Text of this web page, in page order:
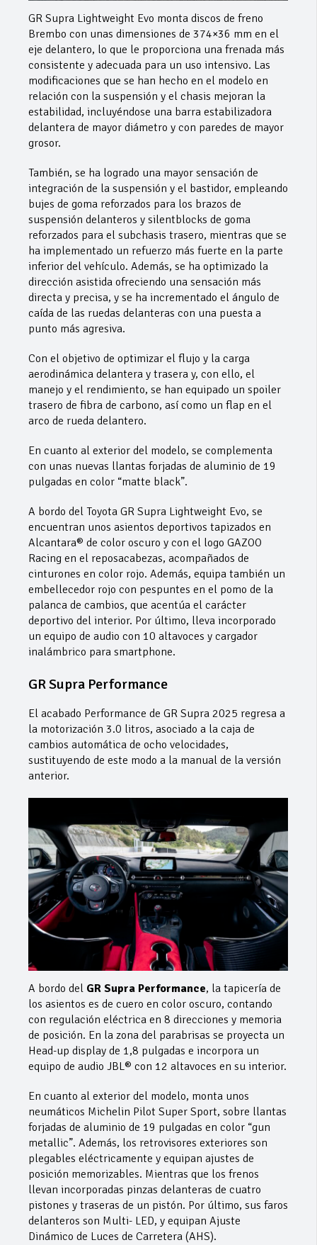
GR Supra Lightweight Evo monta discos de freno
Brembo con unas dimensiones de 374×36 mm en el
eje delantero, lo que le proporciona una frenada más
consistente y adecuada para un uso intensivo. Las
modificaciones que se han hecho en el modelo en
relación con la suspensión y el chasis mejoran la
estabilidad, incluyéndose una barra estabilizadora
delantera de mayor diámetro y con paredes de mayor
grosor.
También, se ha logrado una mayor sensación de
integración de la suspensión y el bastidor, empleando
bujes de goma reforzados para los brazos de
suspensión delanteros y silentblocks de goma
reforzados para el subchasis trasero, mientras que se
ha implementado un refuerzo más fuerte en la parte
inferior del vehículo. Además, se ha optimizado la
dirección asistida ofreciendo una sensación más
directa y precisa, y se ha incrementado el ángulo de
caída de las ruedas delanteras con una puesta a
punto más agresiva.
Con el objetivo de optimizar el flujo y la carga
aerodinámica delantera y trasera y, con ello, el
manejo y el rendimiento, se han equipado un spoiler
trasero de fibra de carbono, así como un flap en el
arco de rueda delantero.
En cuanto al exterior del modelo, se complementa
con unas nuevas llantas forjadas de aluminio de 19
pulgadas en color “matte black”.
A bordo del Toyota GR Supra Lightweight Evo, se
encuentran unos asientos deportivos tapizados en
Alcantara® de color oscuro y con el logo GAZOO
Racing en el reposacabezas, acompañados de
cinturones en color rojo. Además, equipa también un
embellecedor rojo con pespuntes en el pomo de la
palanca de cambios, que acentúa el carácter
deportivo del interior. Por último, lleva incorporado
un equipo de audio con 10 altavoces y cargador
inalámbrico para smartphone.
GR Supra Performance
El acabado Performance de GR Supra 2025 regresa a
la motorización 3.0 litros, asociado a la caja de
cambios automática de ocho velocidades,
sustituyendo de este modo a la manual de la versión
anterior.
A bordo del GR Supra Performance, la tapicería de
los asientos es de cuero en color oscuro, contando
con regulación eléctrica en 8 direcciones y memoria
de posición. En la zona del parabrisas se proyecta un
Head-up display de 1,8 pulgadas e incorpora un
equipo de audio JBL® con 12 altavoces en su interior.
En cuanto al exterior del modelo, monta unos
neumáticos Michelin Pilot Super Sport, sobre llantas
forjadas de aluminio de 19 pulgadas en color “gun
metallic”. Además, los retrovisores exteriores son
plegables eléctricamente y equipan ajustes de
posición memorizables. Mientras que los frenos
llevan incorporadas pinzas delanteras de cuatro
pistones y traseras de un pistón. Por último, sus faros
delanteros son Multi- LED, y equipan Ajuste
Dinámico de Luces de Carretera (AHS).